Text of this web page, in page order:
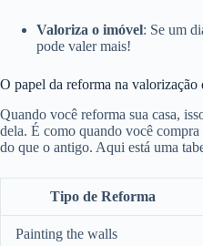
Valoriza o imóvel: Se um
pode valer mais!
O papel da reforma na
Quando você reforma sua casa,
dela. É como quando você
do que o antigo. Aqui está uma
Tipo de Reforma
Painting the walls